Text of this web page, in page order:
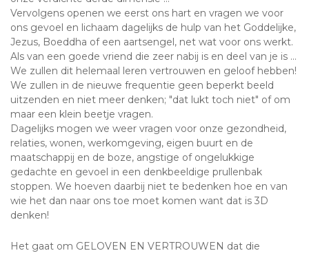
Vervolgens openen we eerst ons hart en vragen we voor
ons gevoel en lichaam dagelijks de hulp van het Goddelijke,
Jezus, Boeddha of een aartsengel, net wat voor ons werkt.
Als van een goede vriend die zeer nabij is en deel van je is ...
We zullen dit helemaal leren vertrouwen en geloof hebben!
We zullen in de nieuwe frequentie geen beperkt beeld
uitzenden en niet meer denken; "dat lukt toch niet" of om
maar een klein beetje vragen.
Dagelijks mogen we weer vragen voor onze gezondheid,
relaties, wonen, werkomgeving, eigen buurt en de
maatschappij en de boze, angstige of ongelukkige
gedachte en gevoel in een denkbeeldige prullenbak
stoppen. We hoeven daarbij niet te bedenken hoe en van
wie het dan naar ons toe moet komen want dat is 3D
denken!
Het gaat om GELOVEN EN VERTROUWEN dat die